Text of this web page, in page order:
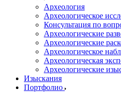
Археология
Археологическое
Консультация по
Археологические
Археологические
Археологическое
Археологическая
Археологические
Изыскания
Портфолио